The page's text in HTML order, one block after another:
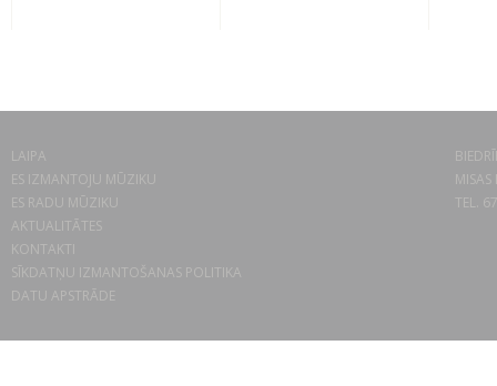
LAIPA
ES IZMANTOJU MŪZIKU
ES RADU MŪZIKU
AKTUALITĀTES
KONTAKTI
SĪKDATŅU IZMANTOŠANAS POLITIKA
DATU APSTRĀDE
TEL.